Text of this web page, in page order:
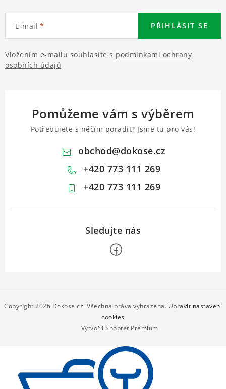
E-mail
Vložením e-mailu souhlasíte s podmínkami ochrany
osobních údajů
PŘIHLÁSIT SE
Pomůžeme vám s výběrem
Potřebujete s něčím poradit? Jsme tu pro vás!
obchod@dokose.cz
+420 773 111 269
+420 773 111 269
p
Vytvořil Shoptet Premium
Copyright 2026 Dokose.cz. Všechna práva vyhrazena. Upravit nastavení
cookies